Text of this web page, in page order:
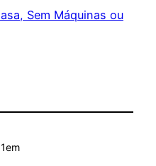
Sem Máquinas ou
em